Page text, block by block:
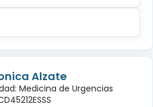
Alzate
Medicina de Urgencias